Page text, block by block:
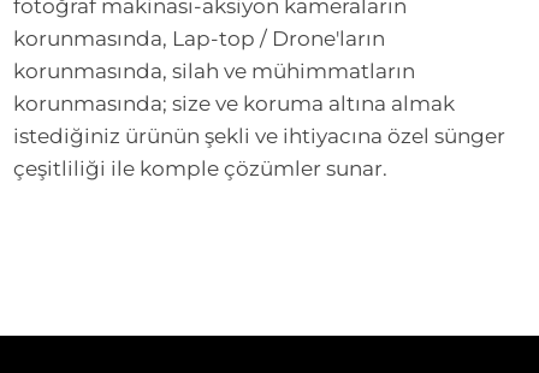
fotoğraf makinası-aksiyon kameraların
korunmasında, Lap-top / Drone'ların
korunmasında, silah ve mühimmatların
korunmasında; size ve koruma altına almak
istediğiniz ürünün şekli ve ihtiyacına özel sünger
çeşitliliği ile komple çözümler sunar.